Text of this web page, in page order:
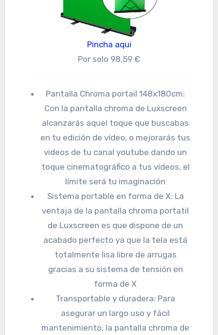
Pincha aqui
Por solo 98,59 €
Pantalla Chroma portail 148x180cm:
Con la pantalla chroma de Luxscreen
alcanzarás aquel toque que buscabas
en tu edición de vídeo, o mejorarás tus
videos de tu canal youtube dando un
toque cinematográfico a tus vídeos, el
límite será tu imaginación
Sistema portable en forma de X: La
ventaja de la pantalla chroma portatil
de Luxscreen es que dispone de un
acabado perfecto ya que la tela está
totalmente lisa libre de arrugas
gracias a su sistema de tensión en
forma de X
Transportable y duradera: Para
asegurar un largo uso y fácil
mantenimiento, la pantalla chroma de